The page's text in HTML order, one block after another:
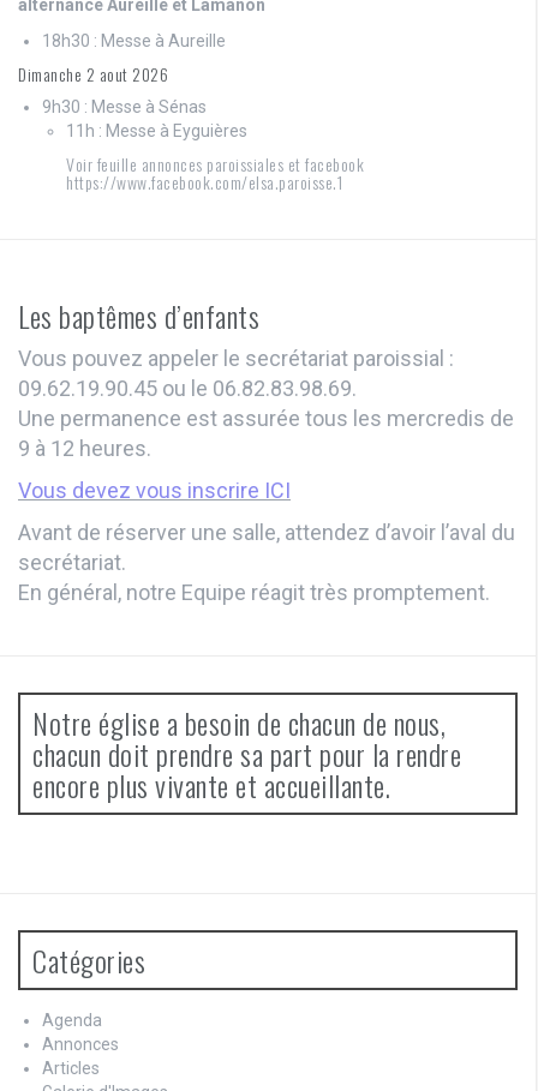
alternance Aureille et Lamanon
18h30 : Messe à Aureille
Dimanche 2 aout 2026
9h30 : Messe à Sénas
11h : Messe à Eyguières
Voir feuille annonces paroissiales et facebook
https://www.facebook.com/elsa.paroisse.1
Les baptêmes d’enfants
Vous pouvez appeler le secrétariat paroissial :
09.62.19.90.45 ou le 06.82.83.98.69.
Une permanence est assurée tous les mercredis de
9 à 12 heures.
Vous devez vous inscrire ICI
Avant de réserver une salle, attendez d’avoir l’aval du
secrétariat.
En général, notre Equipe réagit très promptement.
Notre église a besoin de chacun de nous,
chacun doit prendre sa part pour la rendre
encore plus vivante et accueillante.
Catégories
Agenda
Annonces
Articles